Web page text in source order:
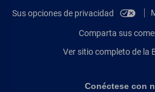
Sus opciones de privacidad
Comparta
Ver sitio completo de la
Conéctese con